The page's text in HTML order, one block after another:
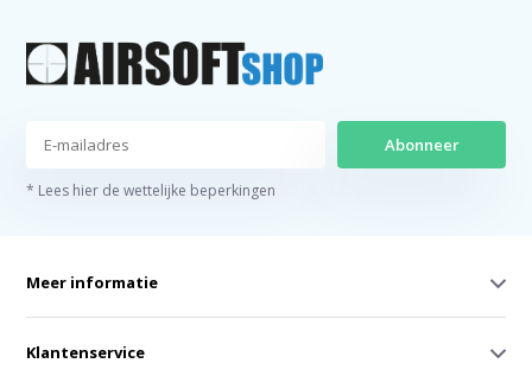
Abonneer
* Lees hier de wettelijke beperkingen
Meer informatie
Klantenservice